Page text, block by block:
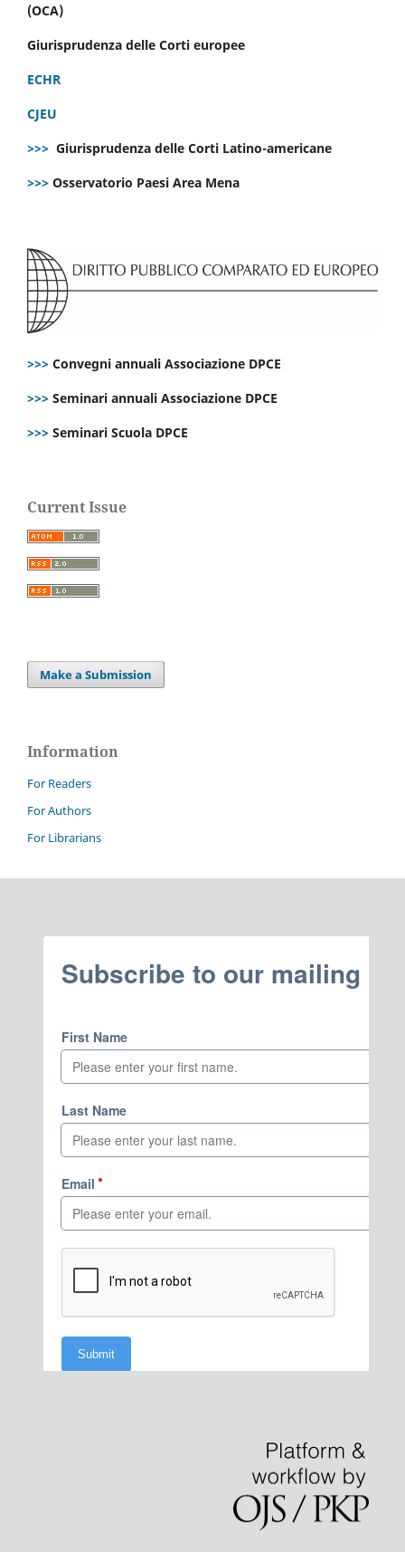
(OCA)
Giurisprudenza delle Corti europee
ECHR
CJEU
>>> Giurisprudenza delle Corti Latino-americane
>>> Osservatorio Paesi Area Mena
>>> Convegni annuali Associazione DPCE
>>> Seminari annuali Associazione DPCE
>>> Seminari Scuola DPCE
Current Issue
Make a Submission
Information
For Readers
For Authors
For Librarians